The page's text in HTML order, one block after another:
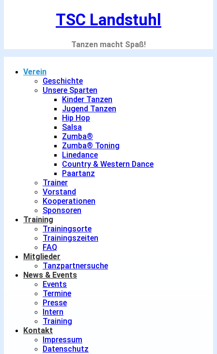
TSC Landstuhl
Tanzen macht Spaß!
Verein
Geschichte
Unsere Sparten
Kinder Tanzen
Jugend Tanzen
Hip Hop
Salsa
Zumba®
Zumba® Toning
Linedance
Country & Western Dance
Paartanz
Trainer
Vorstand
Kooperationen
Sponsoren
Training
Trainingsorte
Trainingszeiten
FAQ
Mitglieder
Tanzpartnersuche
News & Events
Events
Termine
Presse
Intern
Training
Kontakt
Impressum
Datenschutz